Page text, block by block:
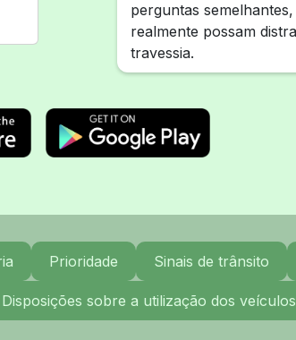
perguntas
realmente possam
travessia.
Prioridade Sinais de trânsito
Disposições sobre a utilização dos veículos